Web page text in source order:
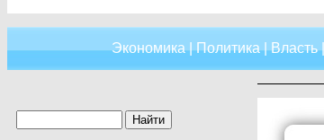
Экономика|Политика|Власть